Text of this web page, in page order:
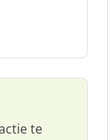
te